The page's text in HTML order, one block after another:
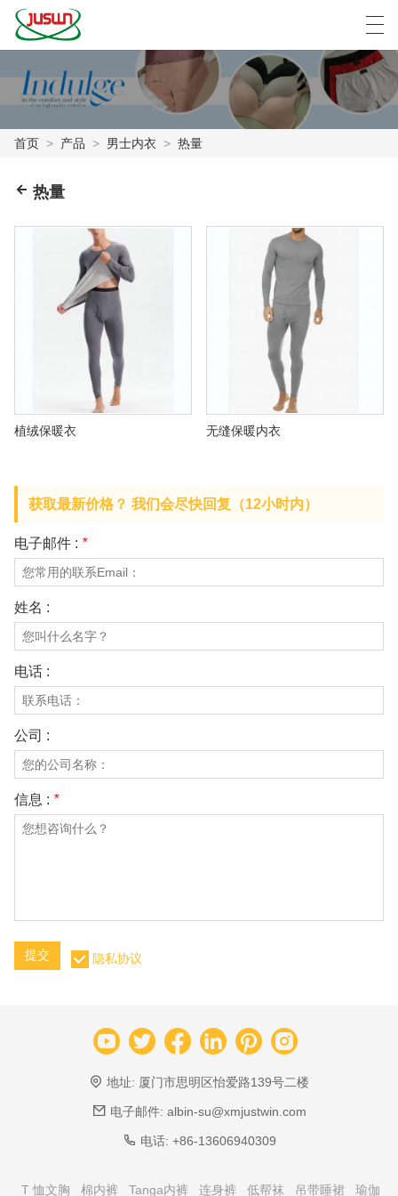
Deutsch English Español
首页 > 产品 > 男士内衣 > 热量
热量
植绒保暖衣 无缝保暖内衣
获取最新价格？ 我们会尽快回复（12小时内）
电子邮件 : *
姓名 :
电话 :
公司 :
信息 : *
提交 隐私协议
地址: 厦门市思明区怡爱路139号二楼
电子邮件: albin-su@xmjustwin.com
电话: +86-13606940309
T 恤文胸 棉内裤 Tanga内裤 连身裤 低帮袜 吊带睡裙 瑜伽